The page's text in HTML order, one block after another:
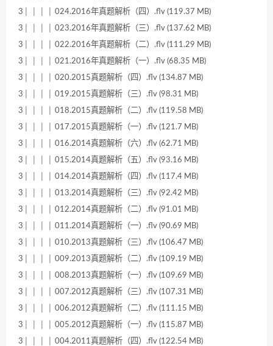
3│ │ │ │ 024.2016年真题解析（四）.flv (119.37 MB)
3│ │ │ │ 023.2016年真题解析（三）.flv (137.62 MB)
3│ │ │ │ 022.2016年真题解析（二）.flv (111.29 MB)
3│ │ │ │ 021.2016年真题解析（一）.flv (68.35 MB)
3│ │ │ │ 020.2015真题解析（四）.flv (134.87 MB)
3│ │ │ │ 019.2015真题解析（三）.flv (98.31 MB)
3│ │ │ │ 018.2015真题解析（二）.flv (119.58 MB)
3│ │ │ │ 017.2015真题解析（一）.flv (121.7 MB)
3│ │ │ │ 016.2014真题解析（六）.flv (62.71 MB)
3│ │ │ │ 015.2014真题解析（五）.flv (93.16 MB)
3│ │ │ │ 014.2014真题解析（四）.flv (117.4 MB)
3│ │ │ │ 013.2014真题解析（三）.flv (92.42 MB)
3│ │ │ │ 012.2014真题解析（二）.flv (91.01 MB)
3│ │ │ │ 011.2014真题解析（一）.flv (90.69 MB)
3│ │ │ │ 010.2013真题解析（三）.flv (106.47 MB)
3│ │ │ │ 009.2013真题解析（二）.flv (109.19 MB)
3│ │ │ │ 008.2013真题解析（一）.flv (109.69 MB)
3│ │ │ │ 007.2012真题解析（三）.flv (107.31 MB)
3│ │ │ │ 006.2012真题解析（二）.flv (111.15 MB)
3│ │ │ │ 005.2012真题解析（一）.flv (115.87 MB)
3│ │ │ │ 004.2011真题解析（四）.flv (122.54 MB)